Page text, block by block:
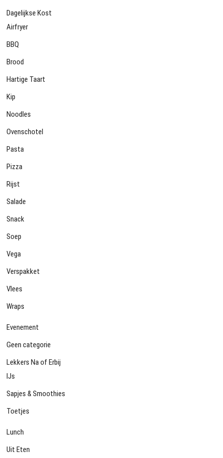
Dagelijkse Kost
Airfryer
BBQ
Brood
Hartige Taart
Kip
Noodles
Ovenschotel
Pasta
Pizza
Rijst
Salade
Snack
Soep
Vega
Verspakket
Vlees
Wraps
Evenement
Geen categorie
Lekkers Na of Erbij
IJs
Sapjes & Smoothies
Toetjes
Lunch
Uit Eten